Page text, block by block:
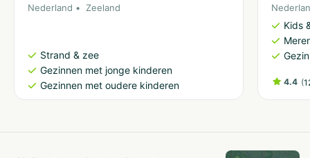
Nederland Zeeland
Strand & zee
Gezinnen met jonge kinderen
Gezinnen met oudere kinderen
Kids
4.4 (